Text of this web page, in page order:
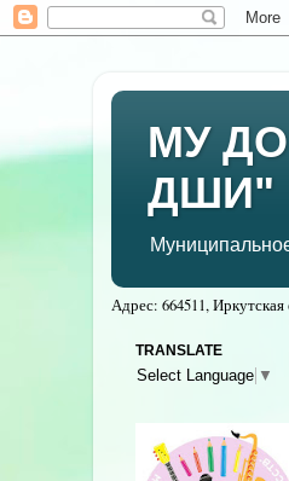
МУ ДО
ДШИ"
Адрес: 664511,
TRANSLATE
Select Language ▼